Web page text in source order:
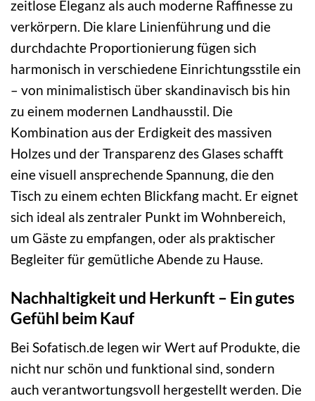
zeitlose Eleganz als auch moderne Raffinesse zu
verkörpern. Die klare Linienführung und die
durchdachte Proportionierung fügen sich
harmonisch in verschiedene Einrichtungsstile ein
– von minimalistisch über skandinavisch bis hin
zu einem modernen Landhausstil. Die
Kombination aus der Erdigkeit des massiven
Holzes und der Transparenz des Glases schafft
eine visuell ansprechende Spannung, die den
Tisch zu einem echten Blickfang macht. Er eignet
sich ideal als zentraler Punkt im Wohnbereich,
um Gäste zu empfangen, oder als praktischer
Begleiter für gemütliche Abende zu Hause.
Nachhaltigkeit und Herkunft – Ein gutes
Gefühl beim Kauf
Bei Sofatisch.de legen wir Wert auf Produkte, die
nicht nur schön und funktional sind, sondern
auch verantwortungsvoll hergestellt werden. Die